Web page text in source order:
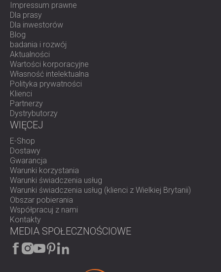
Impressum prawne
Dla prasy
Dla inwestorów
Blog
badania i rozwój
Aktualności
Wartości korporacyjne
Własność intelektualna
Polityka prywatności
Klienci
Partnerzy
Dystrybutorzy
WIĘCEJ
E-Shop
Dostawy
Gwarancja
Warunki korzystania
Warunki świadczenia usług
Warunki świadczenia usług (klienci z Wielkiej Brytanii)
Obszar pobierania
Współpracuj z nami
Kontakty
MEDIA SPOŁECZNOŚCIOWE